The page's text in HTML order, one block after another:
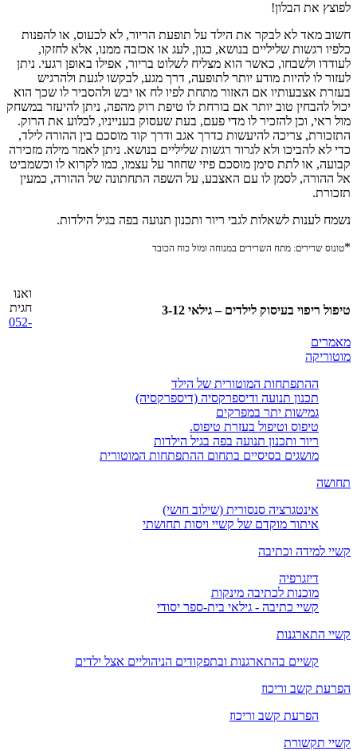
לפוצץ את הבלון!
חשוב מאד לא לבקר את הילד על תופעת הריור, לא לכעוס, או להפנות
כלפיו רגשות שליליים בנושא, כגון, לעג או אכזבה ממנו, אלא לחזקו,
לעודדו ולשבחו, כאשר הוא מצליח לשלוט בריור, אפילו באופן רגעי. ניתן
לעזור לו להיות מודע יותר לתופעה, דרך מגע, לבקשו לגעת ולהרגיש
בעזרת אצבעותיו אם האזור מתחת לפיו לח או יבש ולהסביר לו שכך הוא
יכול להבחין טוב יותר אם בורחת לו טיפת רוק מהפה, ניתן להיעזר במשחק
מול ראי, וכן להזכיר לו מדי פעם, בעת שעסוק בענייניו, לבלוע את הרוק.
התזכורת, צריכה להיעשות כדרך אגב ודרך קוד מוסכם בין ההורה לילד,
כדי לא להביכו ולא לגרור רגשות שליליים בנושא. ניתן לאמר מילה מזכירה
קבועה, או לתת סימן מוסכם פיזי שחוזר על עצמו, כמו לקרוא לו וכשמביט
אל ההורה, לסמן לו עם האצבע, על השפה התחתונה של ההורה, כמעין
תזכורת.
נשמח לענות לשאלות לגבי ריור ותכנון תנועה בפה בגיל הילדות.
*טונוס שרירים: מתח השרירים במנוחה ומול כוח הכובד
טיפול ריפוי בעיסוק לילדים – גילאי 3-12
מאמרים
מוטוריקה
ההתפתחות המוטורית של הילד
תכנון תנועה ודיספרקסיה (דיספרקסיה)
גמישות יתר במפרקים
טיפוס וטיפול בעזרת טיפוס.
ריור ותכנון תנועה בפה בגיל הילדות
מושגים בסיסיים בתחום ההתפתחות המוטורית
תחושה
אינטגרציה סנסורית (שילוב חושי)
איתור מוקדם של קשיי ויסות תחושתי
קשיי למידה וכתיבה
דיזגרפיה
מוכנות לכתיבה מינקות
קשיי כתיבה - גילאי בית-ספר יסודי
קשיי התארגנות
קשיים בהתארגנות ובתפקודים הניהוליים אצל ילדים
הפרעת קשב וריכוז
הפרעת קשב וריכוז
קשיי תקשורת
ואנו
חגית
052-